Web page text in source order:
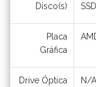
Disco(s)
Placa
Gráfica
Drive Óptica N/A